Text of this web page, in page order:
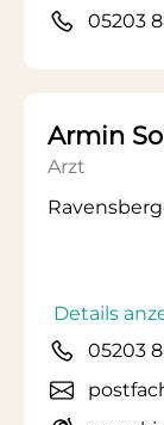
05203
Armin
Arzt
Details
05203